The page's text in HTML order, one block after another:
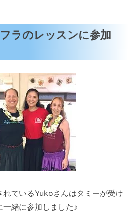
ラのレッスンに参加
れているYukoさんはタミーが受け
緒に参加しました♪